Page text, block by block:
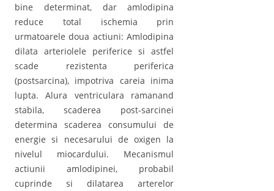
bine determinat, dar amlodipina
reduce total ischemia prin
urmatoarele doua actiuni: Amlodipina
dilata arteriolele periferice si astfel
scade rezistenta periferica
(postsarcina), impotriva careia inima
lupta. Alura ventriculara ramanand
stabila, scaderea post-sarcinei
determina scaderea consumului de
energie si necesarului de oxigen la
nivelul miocardului. Mecanismul
actiunii amlodipinei, probabil
cuprinde si dilatarea arterelor